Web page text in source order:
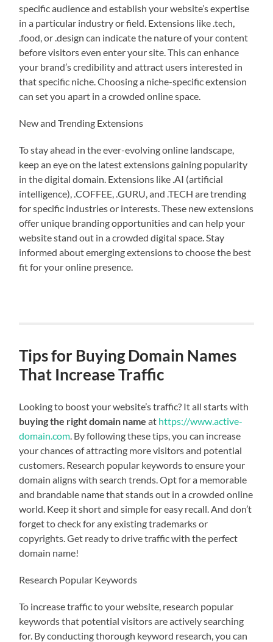
specific audience and establish your website’s expertise
in a particular industry or field. Extensions like .tech,
.food, or .design can indicate the nature of your content
before visitors even enter your site. This can enhance
your brand’s credibility and attract users interested in
that specific niche. Choosing a niche-specific extension
can set you apart in a crowded online space.
New and Trending Extensions
To stay ahead in the ever-evolving online landscape,
keep an eye on the latest extensions gaining popularity
in the digital domain. Extensions like .AI (artificial
intelligence), .COFFEE, .GURU, and .TECH are trending
for specific industries or interests. These new extensions
offer unique branding opportunities and can help your
website stand out in a crowded digital space. Stay
informed about emerging extensions to choose the best
fit for your online presence.
Tips for Buying Domain Names
That Increase Traffic
Looking to boost your website’s traffic? It all starts with
buying the right domain name at https://www.active-
domain.com. By following these tips, you can increase
your chances of attracting more visitors and potential
customers. Research popular keywords to ensure your
domain aligns with search trends. Opt for a memorable
and brandable name that stands out in a crowded online
world. Keep it short and simple for easy recall. And don’t
forget to check for any existing trademarks or
copyrights. Get ready to drive traffic with the perfect
domain name!
Research Popular Keywords
To increase traffic to your website, research popular
keywords that potential visitors are actively searching
for. By conducting thorough keyword research, you can